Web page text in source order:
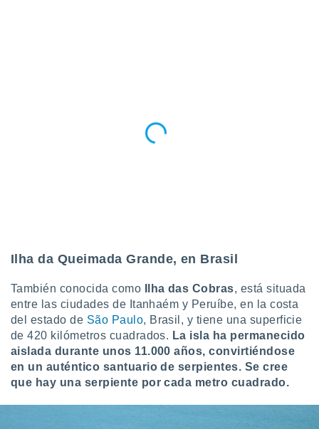
contenido
la
el
del
de
o a través
de
de
de
Ilha da Queimada Grande, en Brasil
También conocida como Ilha das Cobras, está situada
entre las ciudades de Itanhaém y Peruíbe, en la costa
del estado de São Paulo, Brasil, y tiene una superficie
de 420 kilómetros cuadrados. La isla ha permanecido
aislada durante unos 11.000 años, convirtiéndose
en un auténtico santuario de serpientes. Se cree
que hay una serpiente por cada metro cuadrado.